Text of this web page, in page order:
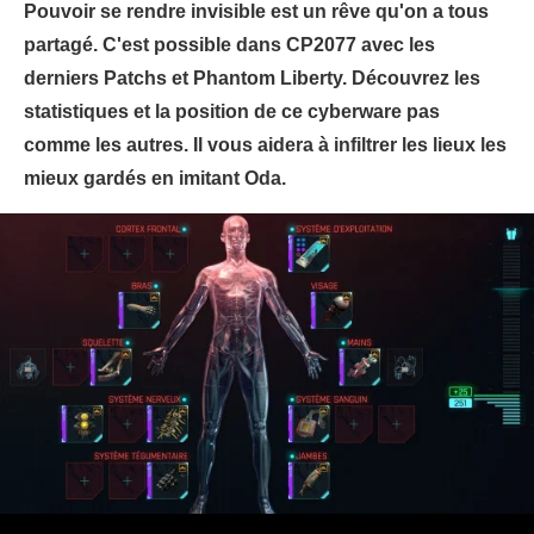
Pouvoir se rendre invisible est un rêve qu'on a tous
partagé. C'est possible dans CP2077 avec les
derniers Patchs et Phantom Liberty. Découvrez les
statistiques et la position de ce cyberware pas
comme les autres. Il vous aidera à infiltrer les lieux les
mieux gardés en imitant Oda.